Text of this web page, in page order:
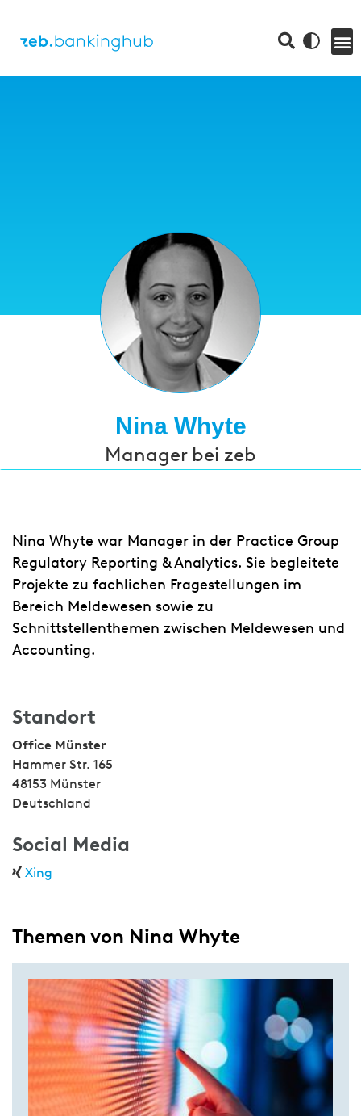
Nina Whyte
Manager bei zeb
Nina Whyte war Manager in der Practice Group
Regulatory Reporting & Analytics. Sie begleitete
Projekte zu fachlichen Fragestellungen im
Bereich Meldewesen sowie zu
Schnittstellenthemen zwischen Meldewesen und
Accounting.
Standort
Office Münster
Hammer Str. 165
48153 Münster
Deutschland
Social Media
Xing
Themen von Nina Whyte